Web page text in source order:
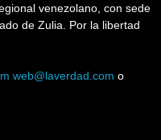
venezolano, con sede
de Zulia. Por la libertad
web@laverdad.com o